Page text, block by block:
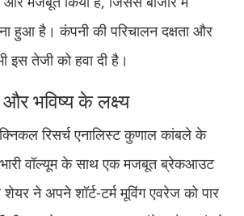
हुआ है। कंपनी की परिचालन दक्षता और
इस तेजी को हवा दी है।
और भविष्य के लक्ष्य
रिसर्च एनालिस्ट कुणाल कांबले के
वॉल्यूम के साथ एक मजबूत ब्रेकआउट
ने अपने शॉर्ट-टर्म मूविंग एवरेज को पार